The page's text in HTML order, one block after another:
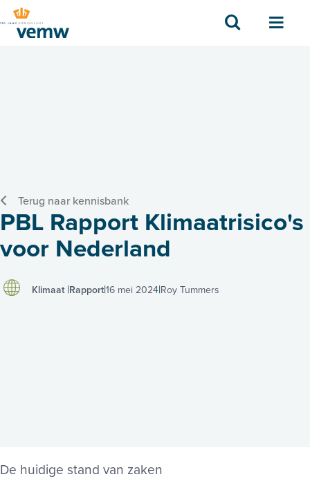
Zoek
Terug naar kennisbank
PBL Rapport Klimaatrisico's
voor Nederland
Klimaat Rapport 16 mei 2024 Roy Tummers
De huidige stand van zaken